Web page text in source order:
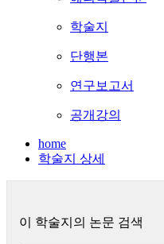
학술지
단행본
연구보고서
공개강의
home
학술지 상세
이 학술지의 논문 검색